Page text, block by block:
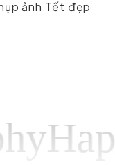
ảnh Tết đẹp